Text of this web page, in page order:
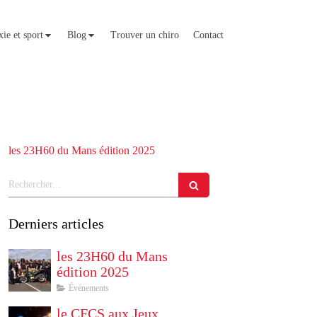
et sport Blog Trouver un chiro Contact
les 23H60 du Mans édition 2025
Rechercher
Derniers articles
les 23H60 du Mans
édition 2025
Événements
le CFCS aux Jeux